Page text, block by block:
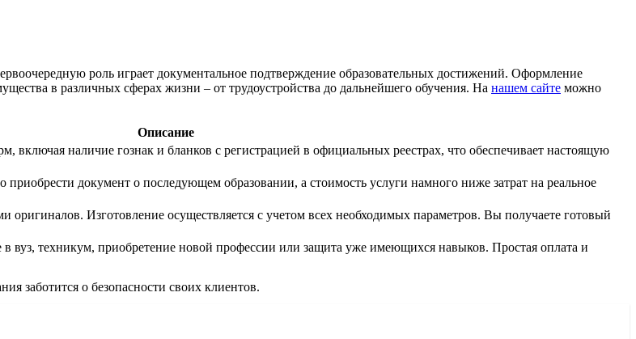
роль играет документальное подтверждение образовательных достижений. Оформление
в различных сферах жизни – от трудоустройства до дальнейшего обучения. На нашем сайте можно
Описание
включая наличие гознак и бланков с регистрацией в официальных реестрах, что обеспечивает настоящую
документ о последующем образовании, а стоимость услуги намного ниже затрат на реальное
Изготовление осуществляется с учетом всех необходимых параметров. Вы получаете готовый
вуз, техникум, приобретение новой профессии или защита уже имеющихся навыков. Простая оплата и
заботится о безопасности своих клиентов.